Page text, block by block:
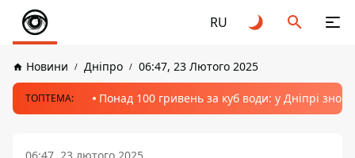
RU
Новини Дніпро 06:47, 23 Лютого 2025
ТОПТЕМА: Понад 100 гривень за куб води: у Дніпрі